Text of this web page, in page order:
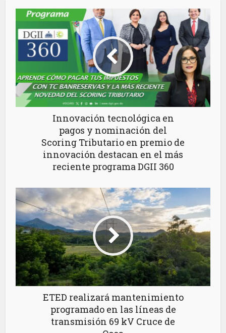
Innovación tecnológica en
pagos y nominación del
Scoring Tributario en premio de
innovación destacan en el más
reciente programa DGII 360
ETED realizará mantenimiento
programado en las líneas de
transmisión 69 kV Cruce de